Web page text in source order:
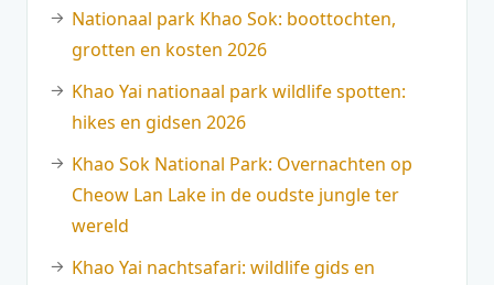
Nationaal park Khao Sok: boottochten,
grotten en kosten 2026
Khao Yai nationaal park wildlife spotten:
hikes en gidsen 2026
Khao Sok National Park: Overnachten op
Cheow Lan Lake in de oudste jungle ter
wereld
Khao Yai nachtsafari: wildlife gids en